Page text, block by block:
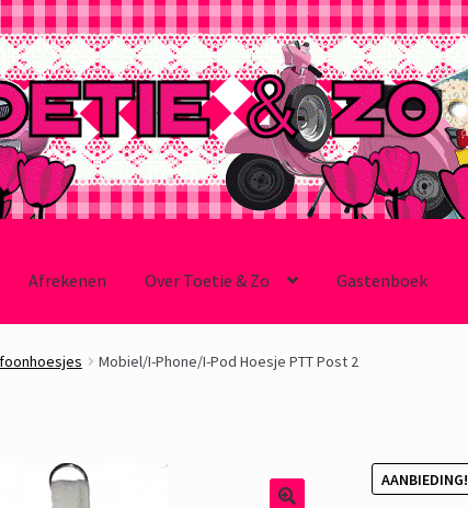
Afrekenen Over Toetie & Zo Gastenboek
Mobiel/I-Phone/I-Pod Hoesje PTT Post 2
AANBIEDING!